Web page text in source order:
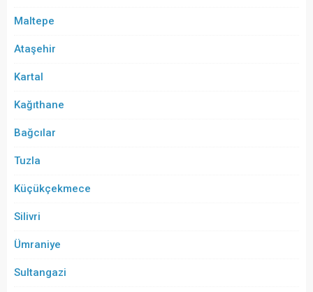
Maltepe
Ataşehir
Kartal
Kağıthane
Bağcılar
Tuzla
Küçükçekmece
Silivri
Ümraniye
Sultangazi